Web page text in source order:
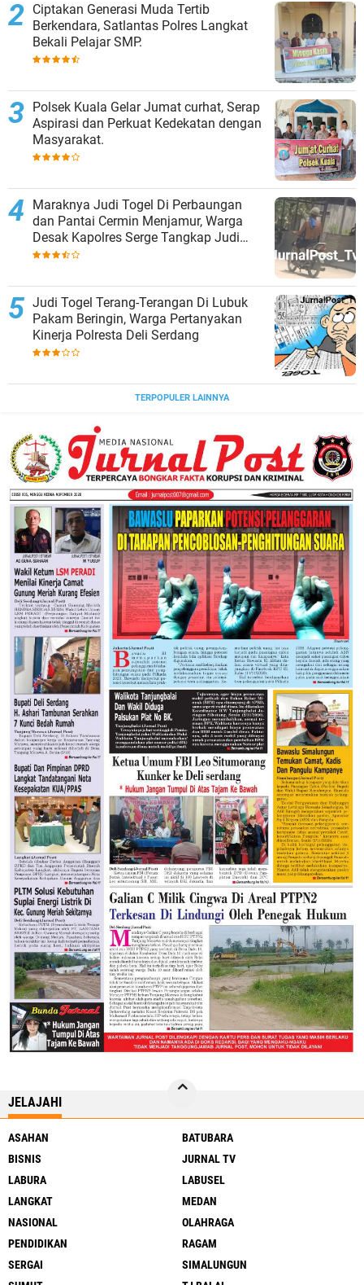
Ciptakan Generasi Muda Tertib
Berkendara, Satlantas Polres Langkat
Bekali Pelajar SMP.
Polsek Kuala Gelar Jumat curhat, Serap
Aspirasi dan Perkuat Kedekatan dengan
Masyarakat.
Maraknya Judi Togel Di Perbaungan
dan Pantai Cermin Menjamur, Warga
Desak Kapolres Serge Tangkap Judi
Togel
Judi Togel Terang-Terangan Di Lubuk
Pakam Beringin, Warga Pertanyakan
Kinerja Polresta Deli Serdang
TERPOPULER LAINNYA
JELAJAHI
ASAHAN
BATUBARA
BISNIS
JURNAL TV
LABURA
LABUSEL
LANGKAT
MEDAN
NASIONAL
OLAHRAGA
PENDIDIKAN
RAGAM
SERGAI
SIMALUNGUN